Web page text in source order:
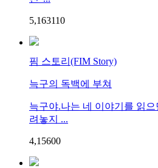
5,163110
핌 스토리(FIM Story)
늑구의 독백에 부쳐
늑구야.나는 네 이야기를 읽
려놓지 ...
4,15600